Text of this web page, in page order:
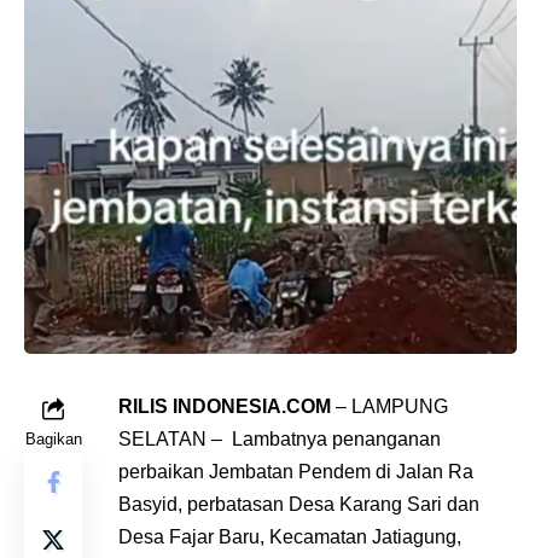
Bagikan
RILIS INDONESIA.COM – LAMPUNG
SELATAN – Lambatnya penanganan
perbaikan Jembatan Pendem di Jalan Ra
Basyid, perbatasan Desa Karang Sari dan
Desa Fajar Baru, Kecamatan Jatiagung,